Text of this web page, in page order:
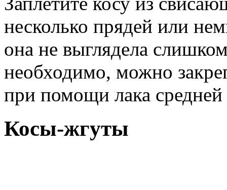
несколько прядей или
она не выглядела
необходимо, можно
при помощи лака
Косы-жгуты